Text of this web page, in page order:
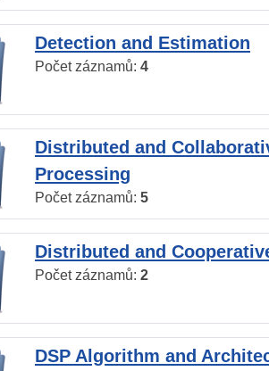
Detection and Estimation
Počet záznamů: 4
Distributed and
Processing
Počet záznamů: 5
Distributed and
Počet záznamů: 2
DSP Algorithm and